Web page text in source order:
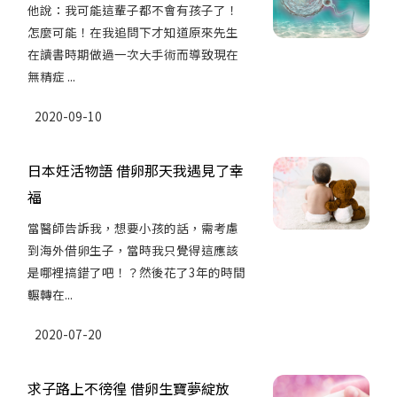
他說：我可能這輩子都不會有孩子了！
怎麼可能！在我追問下才知道原來先生
在讀書時期做過一次大手術而導致現在
無精症 ...
2020-09-10
日本妊活物語 借卵那天我遇見了幸
福
當醫師告訴我，想要小孩的話，需考慮
到海外借卵生子，當時我只覺得這應該
是哪裡搞錯了吧！？然後花了3年的時間
輾轉在...
2020-07-20
求子路上不徬徨 借卵生寶夢綻放